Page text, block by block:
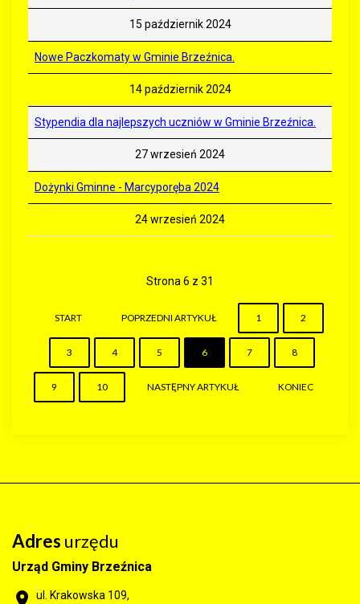
15 październik 2024
Nowe Paczkomaty w Gminie Brzeźnica.
14 październik 2024
Stypendia dla najlepszych uczniów w Gminie Brzeźnica.
27 wrzesień 2024
Dożynki Gminne - Marcyporęba 2024
24 wrzesień 2024
Strona 6 z 31
START POPRZEDNI ARTYKUŁ 1 2
3 4 5 6 7 8
9 10 NASTĘPNY ARTYKUŁ KONIEC
Adres urzędu
Urząd Gminy Brzeźnica
ul. Krakowska 109,